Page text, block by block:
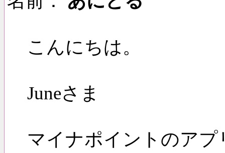
こんにちは。
Juneさま
マイナポイントのア